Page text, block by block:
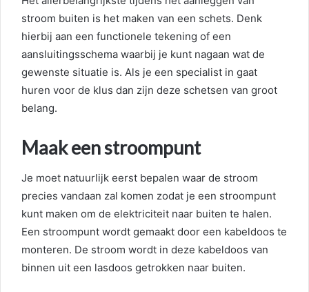
stroom buiten is het maken van een schets. Denk
hierbij aan een functionele tekening of een
aansluitingsschema waarbij je kunt nagaan wat de
gewenste situatie is. Als je een specialist in gaat
huren voor de klus dan zijn deze schetsen van groot
belang.
Maak een stroompunt
Je moet natuurlijk eerst bepalen waar de stroom
precies vandaan zal komen zodat je een stroompunt
kunt maken om de elektriciteit naar buiten te halen.
Een stroompunt wordt gemaakt door een kabeldoos te
monteren. De stroom wordt in deze kabeldoos van
binnen uit een lasdoos getrokken naar buiten.